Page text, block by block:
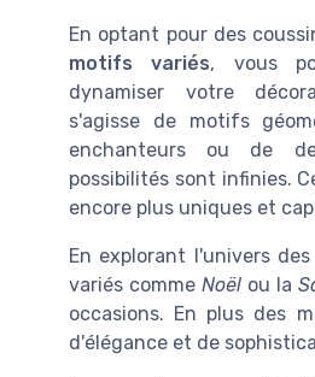
En optant pour des
motifs variés, vous
dynamiser votre
s'agisse de motifs
enchanteurs ou de
possibilités sont infinies.
encore plus uniques et
En explorant l'univers
variés comme Noël ou la
occasions. En plus des
d'élégance et de